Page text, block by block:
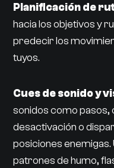
Planificación de
hacia los objetivos y
predecir los
tuyos.
Cues de sonido y
sonidos como pasos,
desactivación o
posiciones
patrones de humo,